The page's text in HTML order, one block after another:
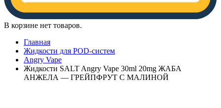
В корзине нет товаров.
Главная
Жидкости для POD-систем
Angry Vape
Жидкости SALT Angry Vape 30ml 20mg ЖАБА
АНЖЕЛА — ГРЕЙПФРУТ С МАЛИНОЙ